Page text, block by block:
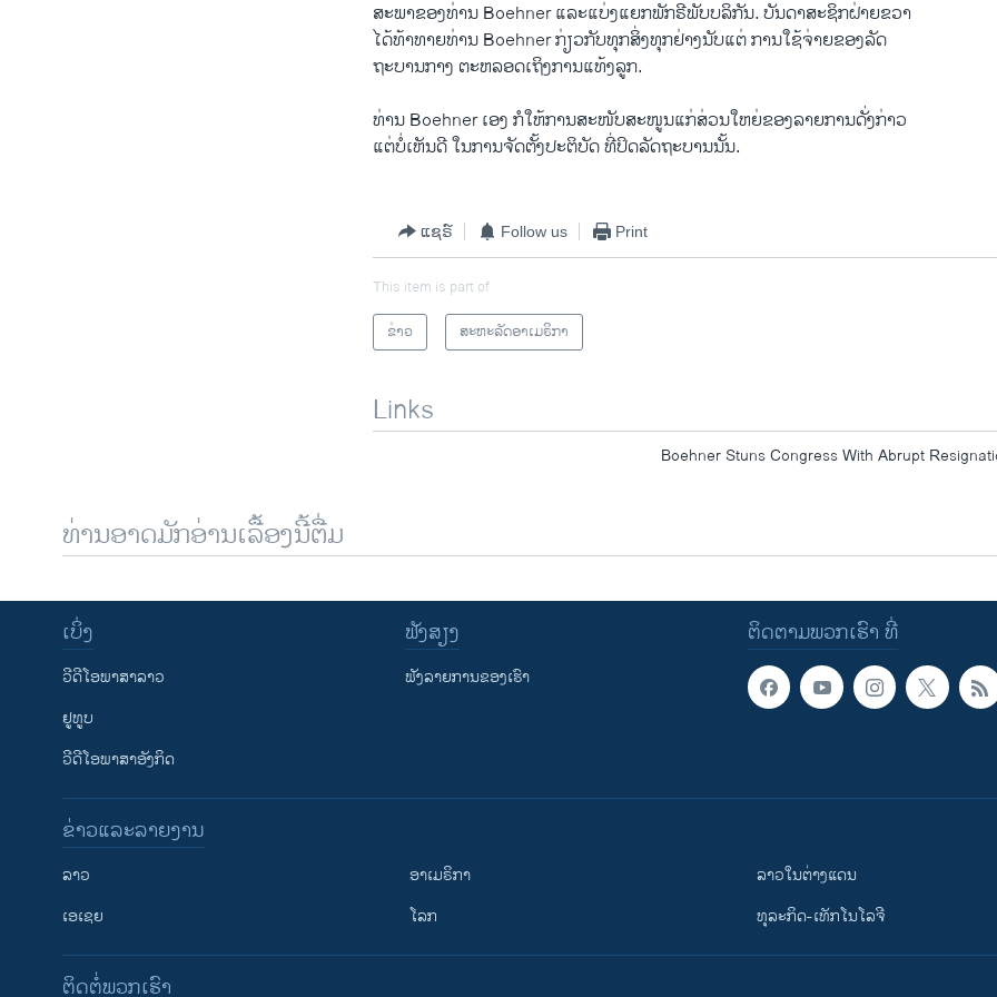
ສະພາຂອງ​ທ່ານ Boehner ​ແລະ​ແບ່ງ​ແຍກພັກຣີພັບ​ບລິ​ກັນ. ບັນດາ​ສະ​ຊິກ​ຝ່າຍຂວາ​
ໄດ້​ທ້າ​ທາຍ​ທ່ານ Boehner ກ່ຽວ​ກັບ​ທຸກ​ສິ່ງ​ທຸກ​ຢ່າງ​ນັບແຕ່ ການໃຊ້ຈ່າຍຂອງລັດ
ຖະບານ​ກາງ ​ຕະຫລອດເຖິງ​ການ​ແທ້ງ​ລູກ.
ທ່ານ Boehner ​ເອງ ​ກໍ​ໃຫ້ການ​ສະໜັບສະໜູນແກ່​ສ່ວນ​ໃຫຍ່​ຂອງ​ລາຍ​ການ​ດັ່ງ​ກ່າວ ​
ແຕ່​ບໍ່​ເຫັນ​ດີ ໃນ​ການຈັດຕັ້ງປະຕິບັດ ທີ່​ປິດ​ລັດຖະບານ​ນັ້ນ.
ແຊຣ໌ Follow us Print
This item is part of
ຂ່າວ
ສະຫະລັດອາເມຣິກາ
Links
Boehner Stuns Congress With Abrupt
ທ່ານອາດມັກອ່ານເລື້ອງນີ້ຕື່ມ
ຕິດຕາມພວກເຮົາ ທີ່
ເບິ່ງ
ວີດີໂອພາສາລາວ
ຢູທູບ
ວີດີໂອພາສາອັງກິດ
ຟັງສຽງ
ຟັງລາຍການຂອງເຮົາ
ຂ່າວແລະລາຍງານ
ລາວ
ເອເຊຍ
ອາເມຣິກາ
ໂລກ
ລາວໃນຕ່າງແດນ
ທຸລະກິດ-ເທັກໂນໂລຈີ
ຕິດຕໍ່ພວກເຮົາ